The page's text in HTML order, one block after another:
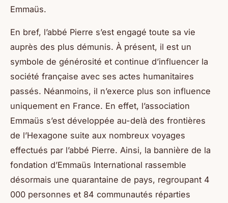
Emmaüs.
En bref, l’abbé Pierre s’est engagé toute sa vie
auprès des plus démunis. À présent, il est un
symbole de générosité et continue d’influencer la
société française avec ses actes humanitaires
passés. Néanmoins, il n’exerce plus son influence
uniquement en France. En effet, l’association
Emmaüs s’est développée au-delà des frontières
de l’Hexagone suite aux nombreux voyages
effectués par l’abbé Pierre. Ainsi, la bannière de la
fondation d’Emmaüs International rassemble
désormais une quarantaine de pays, regroupant 4
000 personnes et 84 communautés réparties